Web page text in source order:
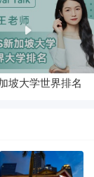
坡大学世界排名